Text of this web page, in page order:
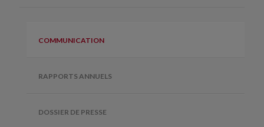
COMMUNICATION
RAPPORTS ANNUELS
DOSSIER DE PRESSE